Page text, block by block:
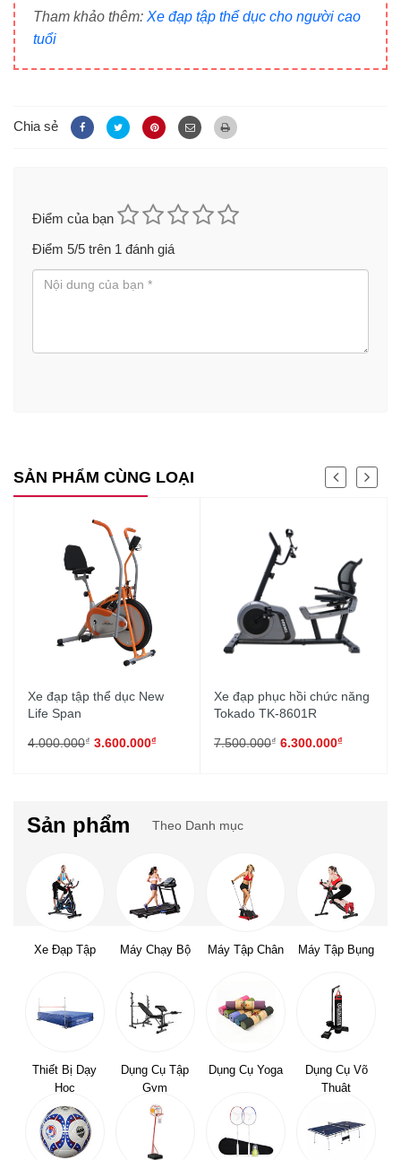
Tham khảo thêm: Xe đạp tập thể dục cho người cao
tuổi
Chia sẻ
Điểm của bạn
Điểm 5/5 trên 1 đánh giá
SẢN PHẨM CÙNG LOẠI
Xe đạp tập thể dục New
Life Span
4.000.000₫ 3.600.000₫
Xe đạp phục hồi chức năng
Tokado TK-8601R
7.500.000₫ 6.300.000₫
Sản phẩm Theo Danh mục
Xe Đạp Tập Máy Chạy Bộ Máy Tập Chân Máy Tập Bụng
Thiết Bị Dạy
Học
Dụng Cụ Tập
Gym
Dụng Cụ Yoga
Dụng Cụ Võ
Thuật